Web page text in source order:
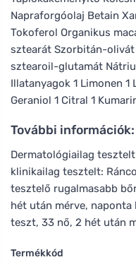
Napraforgóolaj Betain
Tokoferol Organikus
sztearát Szorbitán-
sztearoil-glutamát
Illatanyagok 1 Limonen 1
Geraniol 1 Citral 1
További információk:
Dermatológiailag
klinikailag tesztelt:
tesztelő rugalmasabb
hét után mérve,
teszt, 33 nő, 2 hét után
Termékkód